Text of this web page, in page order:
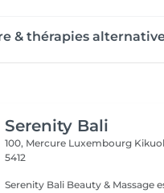
& thérapies
Serenity Bali
100, Mercure Luxembourg
5412
Serenity Bali Beauty & Massage